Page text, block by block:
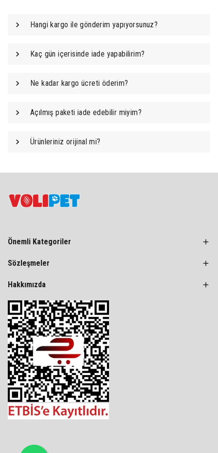
Hangi kargo ile gönderim yapıyorsunuz?
Kaç gün içerisinde iade yapabilirim?
Ne kadar kargo ücreti öderim?
Açılmış paketi iade edebilir miyim?
Ürünleriniz orijinal mi?
Önemli Kategoriler
Sözleşmeler
Hakkımızda